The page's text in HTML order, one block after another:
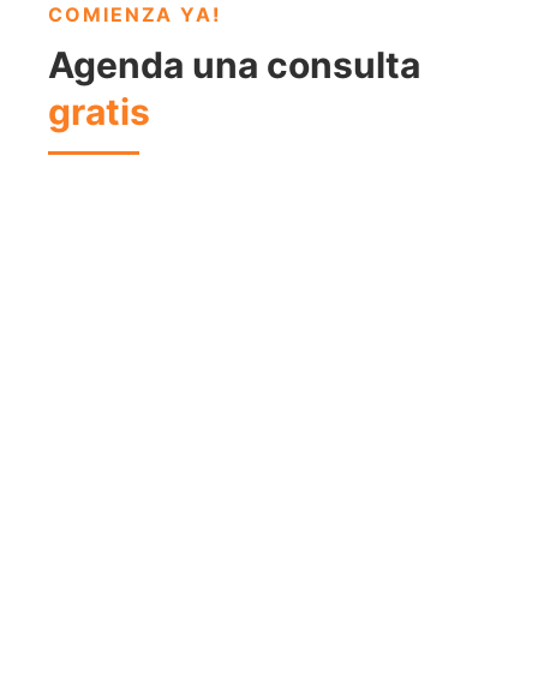
COMIENZA YA !
Agenda una consulta
gratis